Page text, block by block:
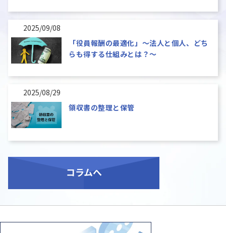
2025/09/08
「役員報酬の最適化」～法人と個人、どち
らも得する仕組みとは？～
2025/08/29
領収書の整理と保管
コラムへ